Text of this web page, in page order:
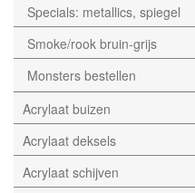
Specials: metallics, spiegel
Smoke/rook bruin-grijs
Monsters bestellen
Acrylaat buizen
Acrylaat deksels
Acrylaat schijven